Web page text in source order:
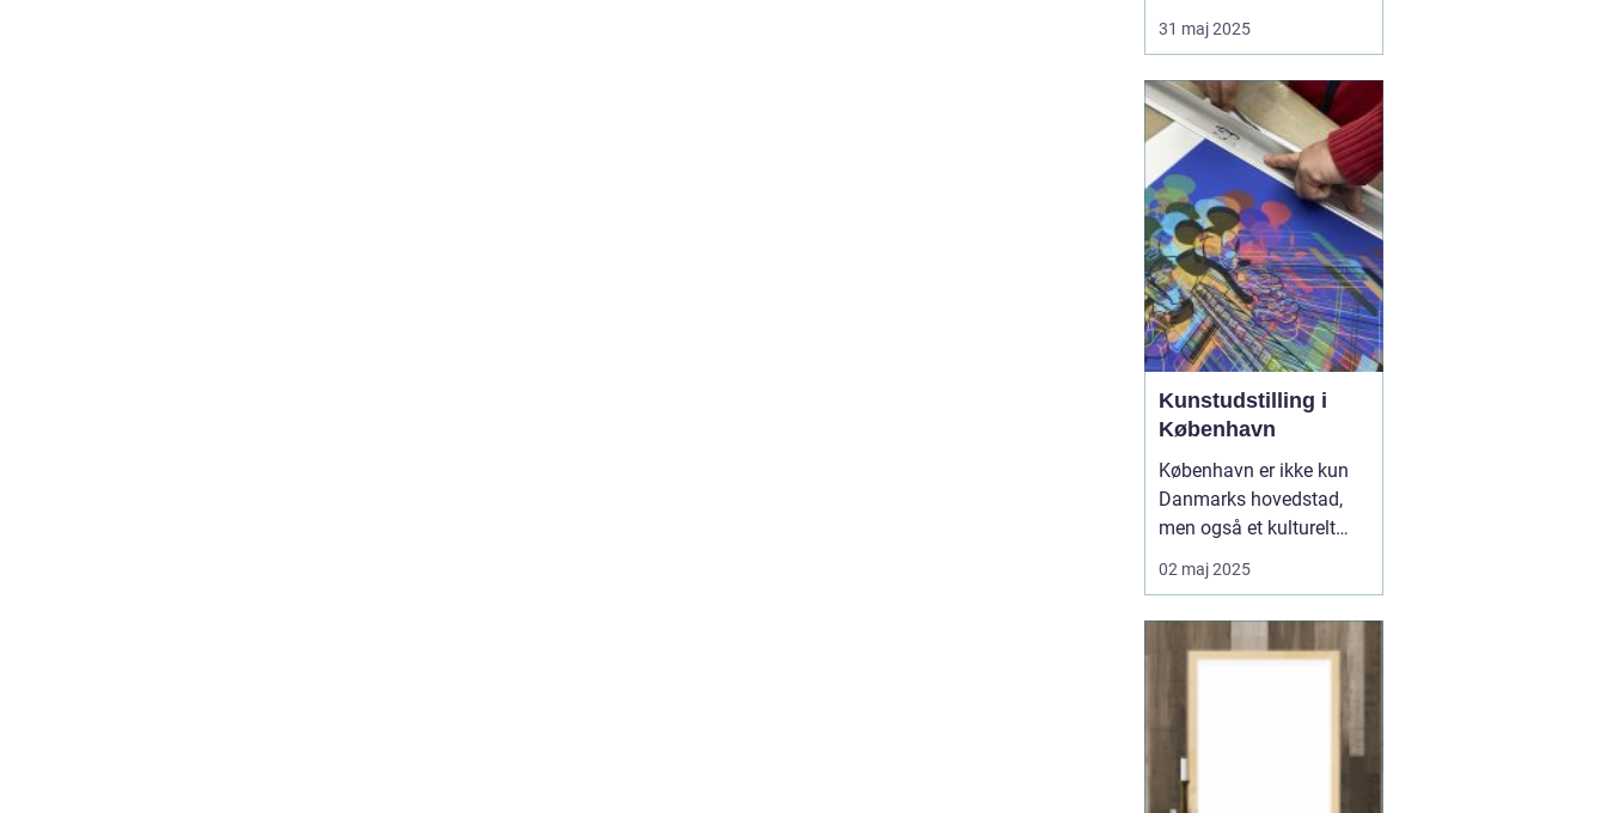
hverdag, er der stadig
noget særligt ved at
hænderne. Fotobøger
giver en unik mulighed
for at samle og bevare
billeder på en æstetis...
31 maj 2025
Kunstudstilling i
København
København er ikke kun
Danmarks hovedstad,
men også et kulturelt
knudepunkt for
kunstentusiaster. Byen er
kunstudstillinger, der
strækker sig fra moderne
artikel udforskes...
02 maj 2025